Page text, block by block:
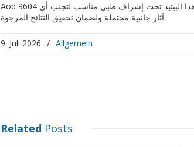
Aod 9604 قد يكون خيارًا جيدًا للرياضيين والباحثين عن طرق لتعزيز فقدان الدهون. ومع ذلك، من المهم أن يتم استخدام هذا الببتيد تحت إشراف طبي مناسب لتجنب أي
آثار جانبية محتملة ولضمان تحقيق النتائج المرجوة.
9. Juli 2026 / Allgemein
Related Posts